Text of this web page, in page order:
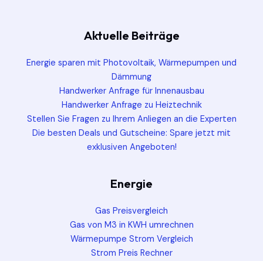
Aktuelle Beiträge
Energie sparen mit Photovoltaik, Wärmepumpen und
Dämmung
Handwerker Anfrage für Innenausbau
Handwerker Anfrage zu Heiztechnik
Stellen Sie Fragen zu Ihrem Anliegen an die Experten
Die besten Deals und Gutscheine: Spare jetzt mit
exklusiven Angeboten!
Energie
Gas Preisvergleich
Gas von M3 in KWH umrechnen
Wärmepumpe Strom Vergleich
Strom Preis Rechner